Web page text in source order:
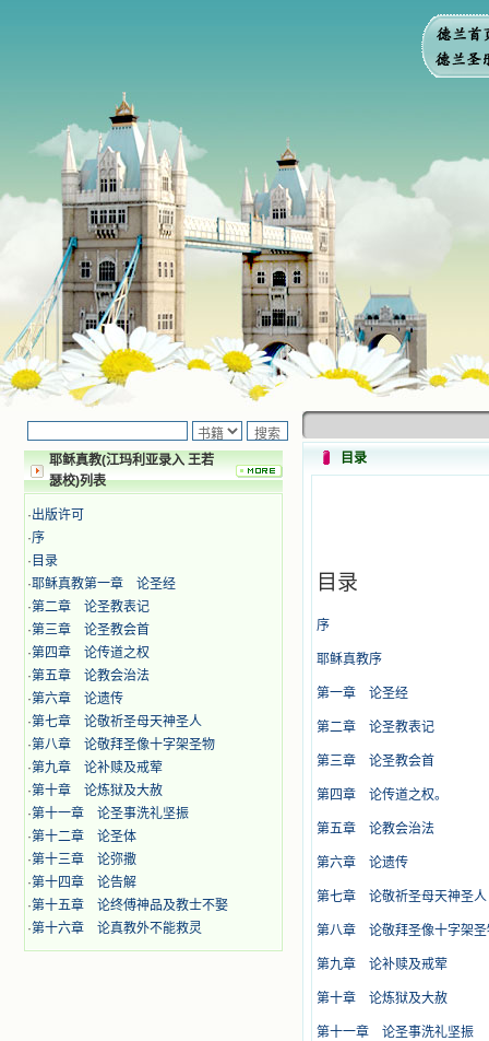
耶稣真教(江玛利亚录入 王若
瑟校)列表
·出版许可
·序
· 目录
·耶稣真教第一章 论圣经
·第二章 论圣教表记
·第三章 论圣教会首
·第四章 论传道之权
·第五章 论教会治法
·第六章 论遗传
·第七章 论敬祈圣母天神圣人
·第八章 论敬拜圣像十字架圣物
·第九章 论补赎及戒荤
·第十章 论炼狱及大赦
·第十一章 论圣事洗礼坚振
·第十二章 论圣体
·第十三章 论弥撒
·第十四章 论告解
·第十五章 论终傅神品及教士不娶
·第十六章 论真教外不能救灵
目录
目录
序
耶稣真教序
第一章 论圣经
第二章 论圣教表记
第三章 论圣教会首
第四章 论传道之权。
第五章 论教会治法
第六章 论遗传
第七章 论敬祈圣母天神圣人
第八章 论敬拜圣像十字架圣
第九章 论补赎及戒荤
第十章 论炼狱及大赦
第十一章 论圣事洗礼坚振